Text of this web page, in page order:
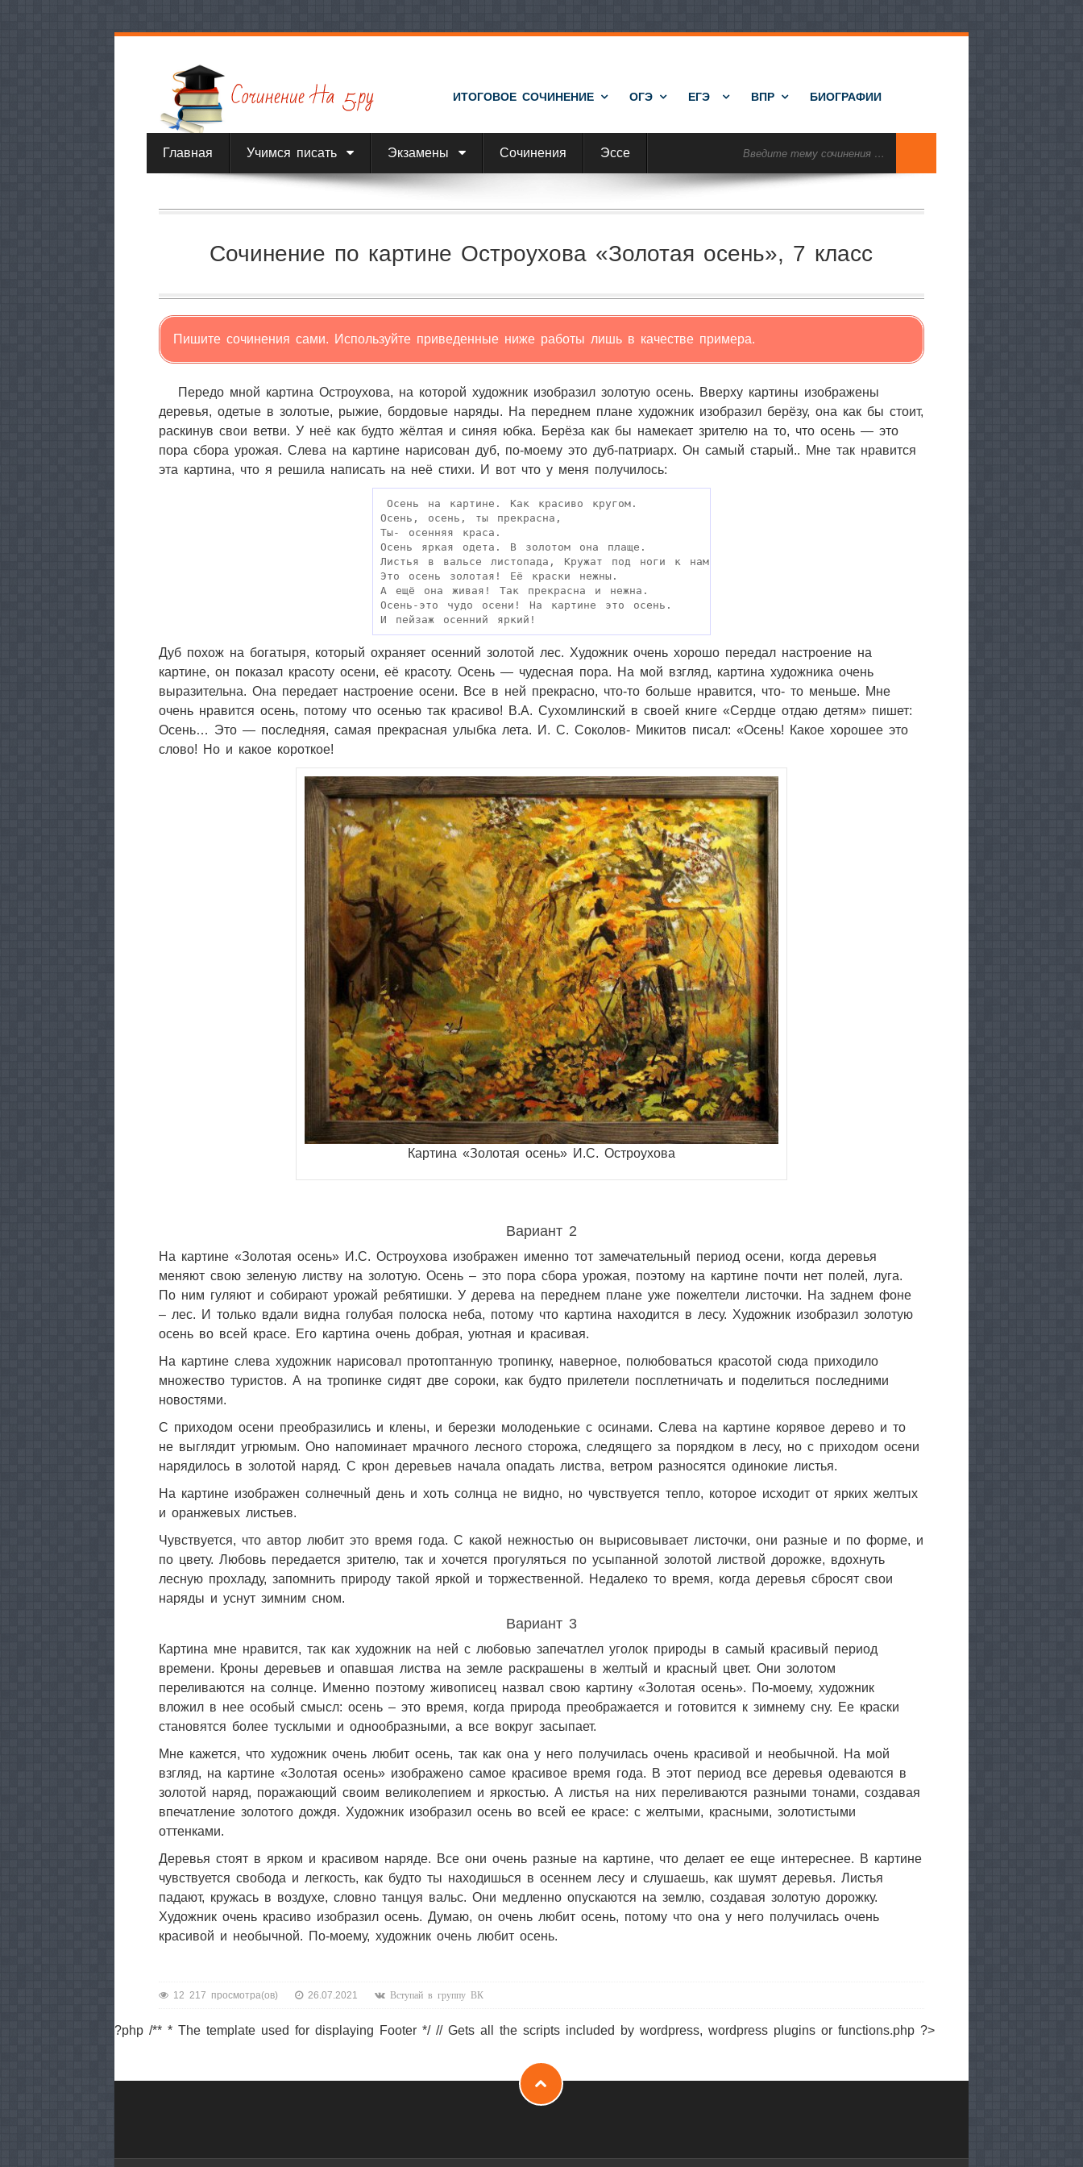
ИТОГОВОЕ СОЧИНЕНИЕ ОГЭ ЕГЭ ВПР БИОГРАФИИ
Главная Учимся писать Экзамены Сочинения Эссе
Сочинение по картине Остроухова «Золотая осень», 7 класс
Пишите сочинения сами. Используйте приведенные ниже работы лишь в качестве примера.
Передо мной картина Остроухова, на которой художник изобразил золотую осень. Вверху картины изображены
деревья, одетые в золотые, рыжие, бордовые наряды. На переднем плане художник изобразил берёзу, она как бы стоит,
раскинув свои ветви. У неё как будто жёлтая и синяя юбка. Берёза как бы намекает зрителю на то, что осень — это
пора сбора урожая. Слева на картине нарисован дуб, по-моему это дуб-патриарх. Он самый старый.. Мне так нравится
эта картина, что я решила написать на неё стихи. И вот что у меня получилось:
Осень на картине. Как красиво кругом.
Осень, осень, ты прекрасна,
Ты- осенняя краса.
Осень яркая одета. В золотом она плаще.
Листья в вальсе листопада, Кружат под ноги к нам.
Это осень золотая! Её краски нежны.
А ещё она живая! Так прекрасна и нежна.
Осень-это чудо осени! На картине это осень.
И пейзаж осенний яркий!
Дуб похож на богатыря, который охраняет осенний золотой лес. Художник очень хорошо передал настроение на
картине, он показал красоту осени, её красоту.Осень — чудесная пора. На мой взгляд, картина художника очень
выразительна. Она передает настроение осени. Все в ней прекрасно, что-то больше нравится, что- то меньше. Мне
очень нравится осень, потому что осенью так красиво! В.А. Сухомлинский в своей книге «Сердце отдаю детям» пишет:
Осень… Это — последняя, самая прекрасная улыбка лета. И. С. Соколов- Микитов писал: «Осень! Какое хорошее это
слово! Но и какое короткое!
Картина «Золотая осень» И.С. Остроухова
Вариант 2
На картине «Золотая осень» И.С. Остроухова изображен именно тот замечательный период осени, когда деревья
меняют свою зеленую листву на золотую. Осень – это пора сбора урожая, поэтому на картине почти нет полей, луга.
По ним гуляют и собирают урожай ребятишки. У дерева на переднем плане уже пожелтели листочки. На заднем фоне
– лес. И только вдали видна голубая полоска неба, потому что картина находится в лесу. Художник изобразил золотую
осень во всей красе. Его картина очень добрая, уютная и красивая.
На картине слева художник нарисовал протоптанную тропинку, наверное, полюбоваться красотой сюда приходило
множество туристов. А на тропинке сидят две сороки, как будто прилетели посплетничать и поделиться последними
новостями.
С приходом осени преобразились и клены, и березки молоденькие с осинами. Слева на картине корявое дерево и то
не выглядит угрюмым. Оно напоминает мрачного лесного сторожа, следящего за порядком в лесу, но с приходом осени
нарядилось в золотой наряд. С крон деревьев начала опадать листва, ветром разносятся одинокие листья.
На картине изображен солнечный день и хоть солнца не видно, но чувствуется тепло, которое исходит от ярких желтых
и оранжевых листьев.
Чувствуется, что автор любит это время года. С какой нежностью он вырисовывает листочки, они разные и по форме, и
по цвету. Любовь передается зрителю, так и хочется прогуляться по усыпанной золотой листвой дорожке, вдохнуть
лесную прохладу, запомнить природу такой яркой и торжественной. Недалеко то время, когда деревья сбросят свои
наряды и уснут зимним сном.
Вариант 3
Картина мне нравится, так как художник на ней с любовью запечатлел уголок природы в самый красивый период
времени. Кроны деревьев и опавшая листва на земле раскрашены в желтый и красный цвет. Они золотом
переливаются на солнце. Именно поэтому живописец назвал свою картину «Золотая осень». По-моему, художник
вложил в нее особый смысл: осень – это время, когда природа преображается и готовится к зимнему сну. Ее краски
становятся более тусклыми и однообразными, а все вокруг засыпает.
Мне кажется, что художник очень любит осень, так как она у него получилась очень красивой и необычной. На мой
взгляд, на картине «Золотая осень» изображено самое красивое время года. В этот период все деревья одеваются в
золотой наряд, поражающий своим великолепием и яркостью. А листья на них переливаются разными тонами, создавая
впечатление золотого дождя. Художник изобразил осень во всей ее красе: с желтыми, красными, золотистыми
оттенками.
Деревья стоят в ярком и красивом наряде. Все они очень разные на картине, что делает ее еще интереснее. В картине
чувствуется свобода и легкость, как будто ты находишься в осеннем лесу и слушаешь, как шумят деревья. Листья
падают, кружась в воздухе, словно танцуя вальс. Они медленно опускаются на землю, создавая золотую дорожку.
Художник очень красиво изобразил осень. Думаю, он очень любит осень, потому что она у него получилась очень
красивой и необычной. По-моему, художник очень любит осень.
12 217 просмотра(ов) 26.07.2021 Вступай в группу ВК
?php /** * The template used for displaying Footer */ // Gets all the scripts included by wordpress, wordpress plugins or functions.php ?>